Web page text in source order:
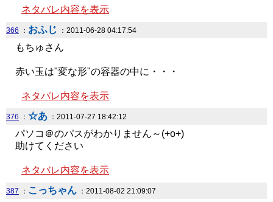
ネタバレ内容を表示
366 ： おふじ ：2011-06-28 04:17:54
もちゅさん
赤い玉は"変な形"の容器の中に・・・
ネタバレ内容を表示
376 ： ☆あ ：2011-07-27 18:42:12
パソコ＠のパスがわかりません～(+o+)
助けてください
ネタバレ内容を表示
387 ： こっちゃん ：2011-08-02 21:09:07